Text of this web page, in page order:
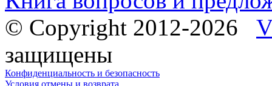
© Copyright 2012-2026
защищены
Конфиденциальность и безопасность
Условия отмены и возврата